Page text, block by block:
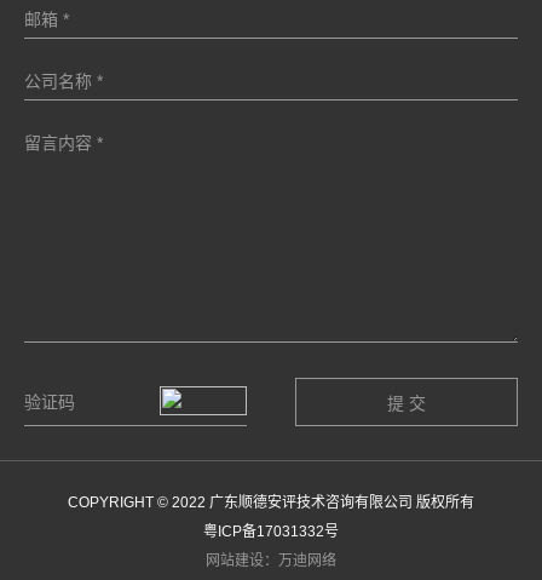
COPYRIGHT © 2022 广东顺德安评技术咨询有限公司 版权所有
粤ICP备17031332号
网站建设：万迪网络